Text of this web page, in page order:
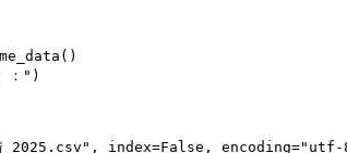
：")
_2025.csv", index=False, encoding="utf-